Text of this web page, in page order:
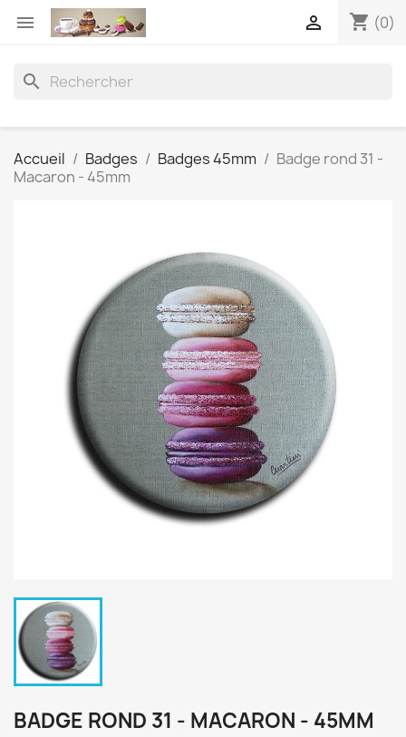
 shopping_cart (0)

search
Accueil Badges Badges 45mm
Badge rond 31 -
Macaron - 45mm
BADGE ROND 31 - MACARON - 45MM